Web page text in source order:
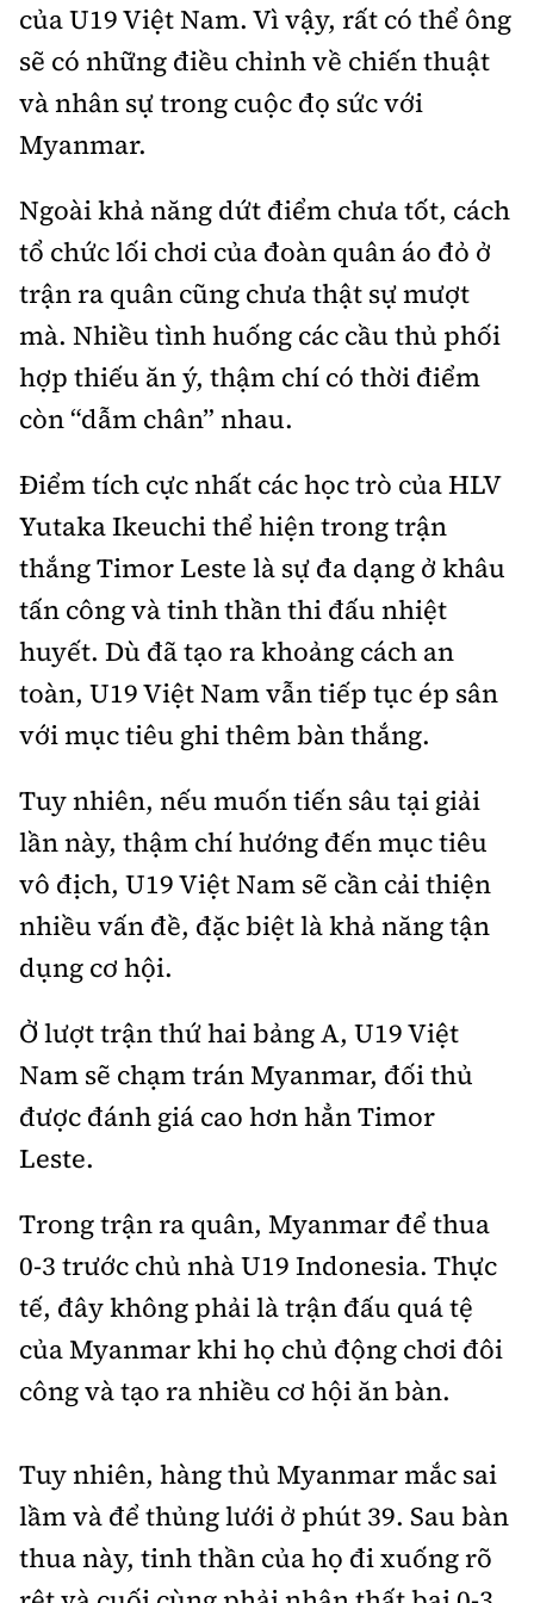
Tổng biên tập:Nguyễn Thị Hồng Nga
Phó Tổng biên tập:Nguyễn Sơn Tùng,
Nguyễn Đức Thắng, La Đức Hùng
0901 514 799
Email:bandoc@baoxaydung.vn
Cấm sao chép dưới mọi hình thức nếu không có sự
chấp thuận bằng văn bản.
Thông tin tòa
của U19 Việt Nam. Vì vậy, rất có thể ông
sẽ có những điều chỉnh về chiến thuật
và nhân sự trong cuộc đọ sức với
Myanmar.
Ngoài khả năng dứt điểm chưa tốt, cách
tổ chức lối chơi của đoàn quân áo đỏ ở
trận ra quân cũng chưa thật sự mượt
mà. Nhiều tình huống các cầu thủ phối
hợp thiếu ăn ý, thậm chí có thời điểm
còn “dẫm chân” nhau.
Điểm tích cực nhất các học trò của HLV
Yutaka Ikeuchi thể hiện trong trận
thắng Timor Leste là sự đa dạng ở khâu
tấn công và tinh thần thi đấu nhiệt
huyết. Dù đã tạo ra khoảng cách an
toàn, U19 Việt Nam vẫn tiếp tục ép sân
với mục tiêu ghi thêm bàn thắng.
Tuy nhiên, nếu muốn tiến sâu tại giải
lần này, thậm chí hướng đến mục tiêu
vô địch, U19 Việt Nam sẽ cần cải thiện
nhiều vấn đề, đặc biệt là khả năng tận
dụng cơ hội.
Ở lượt trận thứ hai bảng A, U19 Việt
Nam sẽ chạm trán Myanmar, đối thủ
được đánh giá cao hơn hẳn Timor
Leste.
Trong trận ra quân, Myanmar để thua
0-3 trước chủ nhà U19 Indonesia. Thực
tế, đây không phải là trận đấu quá tệ
của Myanmar khi họ chủ động chơi đôi
công và tạo ra nhiều cơ hội ăn bàn.
Tuy nhiên, hàng thủ Myanmar mắc sai
lầm và để thủng lưới ở phút 39. Sau bàn
thua này, tinh thần của họ đi xuống rõ